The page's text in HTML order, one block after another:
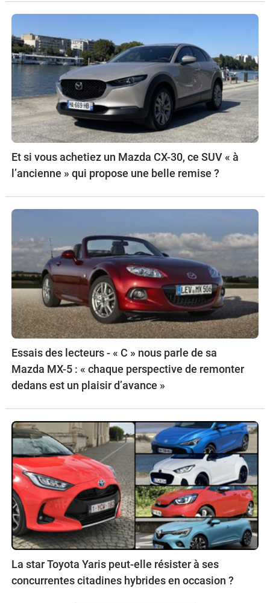
Et si vous achetiez un Mazda CX-30, ce SUV « à
l’ancienne » qui propose une belle remise ?
Essais des lecteurs - « C » nous parle de sa
Mazda MX-5 : « chaque perspective de remonter
dedans est un plaisir d’avance »
La star Toyota Yaris peut-elle résister à ses
concurrentes citadines hybrides en occasion ?